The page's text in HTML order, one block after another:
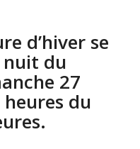
d’hiver se
du
27
du